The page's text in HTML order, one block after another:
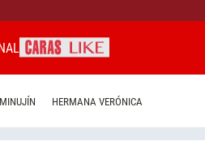
HERMANA VERÓNICA